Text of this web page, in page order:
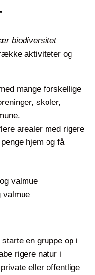
biodiversitet
aktiviteter og
mange forskellige
skoler,
arealer med rigere
hjem og få
valmue
en gruppe op i
rigere natur i
eller offentlige